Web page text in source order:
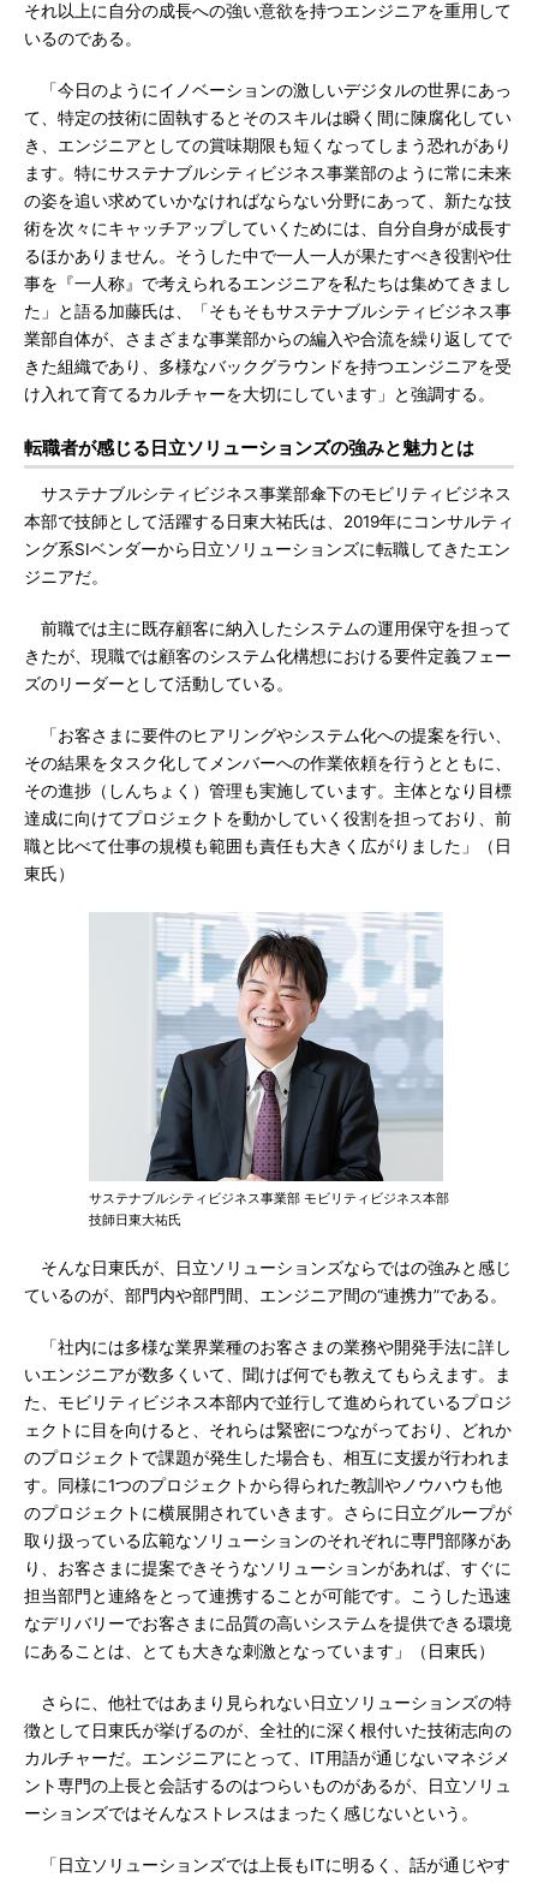
それ以上に自分の成長への強い意欲を持つエンジニアを重用して
いるのである。
「今日のようにイノベーションの激しいデジタルの世界にあっ
て、特定の技術に固執するとそのスキルは瞬く間に陳腐化してい
き、エンジニアとしての賞味期限も短くなってしまう恐れがあり
ます。特にサステナブルシティビジネス事業部のように常に未来
の姿を追い求めていかなければならない分野にあって、新たな技
術を次々にキャッチアップしていくためには、自分自身が成長す
るほかありません。そうした中で一人一人が果たすべき役割や仕
事を『一人称』で考えられるエンジニアを私たちは集めてきまし
た」と語る加藤氏は、「そもそもサステナブルシティビジネス事
業部自体が、さまざまな事業部からの編入や合流を繰り返してで
きた組織であり、多様なバックグラウンドを持つエンジニアを受
け入れて育てるカルチャーを大切にしています」と強調する。
転職者が感じる日立ソリューションズの強みと魅力とは
サステナブルシティビジネス事業部傘下のモビリティビジネス
本部で技師として活躍する日東大祐氏は、2019年にコンサルティ
ング系SIベンダーから日立ソリューションズに転職してきたエン
ジニアだ。
前職では主に既存顧客に納入したシステムの運用保守を担って
きたが、現職では顧客のシステム化構想における要件定義フェー
ズのリーダーとして活動している。
「お客さまに要件のヒアリングやシステム化への提案を行い、
その結果をタスク化してメンバーへの作業依頼を行うとともに、
その進捗（しんちょく）管理も実施しています。主体となり目標
達成に向けてプロジェクトを動かしていく役割を担っており、前
職と比べて仕事の規模も範囲も責任も大きく広がりました」（日
東氏）
サステナブルシティビジネス事業部 モビリティビジネス本部
技師日東大祐氏
そんな日東氏が、日立ソリューションズならではの強みと感じ
ているのが、部門内や部門間、エンジニア間の“連携力”である。
「社内には多様な業界業種のお客さまの業務や開発手法に詳し
いエンジニアが数多くいて、聞けば何でも教えてもらえます。ま
た、モビリティビジネス本部内で並行して進められているプロジ
ェクトに目を向けると、それらは緊密につながっており、どれか
のプロジェクトで課題が発生した場合も、相互に支援が行われま
す。同様に1つのプロジェクトから得られた教訓やノウハウも他
のプロジェクトに横展開されていきます。さらに日立グループが
取り扱っている広範なソリューションのそれぞれに専門部隊があ
り、お客さまに提案できそうなソリューションがあれば、すぐに
担当部門と連絡をとって連携することが可能です。こうした迅速
なデリバリーでお客さまに品質の高いシステムを提供できる環境
にあることは、とても大きな刺激となっています」（日東氏）
さらに、他社ではあまり見られない日立ソリューションズの特
徴として日東氏が挙げるのが、全社的に深く根付いた技術志向の
カルチャーだ。エンジニアにとって、IT用語が通じないマネジメ
ント専門の上長と会話するのはつらいものがあるが、日立ソリュ
ーションズではそんなストレスはまったく感じないという。
「日立ソリューションズでは上長もITに明るく、話が通じやす